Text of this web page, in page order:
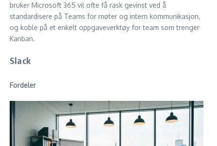
bruker Microsoft 365 vil ofte få rask gevinst ved å
standardisere på Teams for møter og intern kommunikasjon,
og koble på et enkelt oppgaveverktøy for team som trenger
Kanban.
Slack
Fordeler